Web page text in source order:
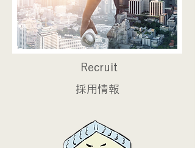
Recruit
採用情報